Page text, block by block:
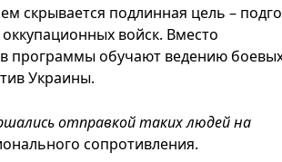
скрывается подлинная цель –
войск. Вместо
программы обучают ведению
Украины.
отправкой таких людей на
сопротивления.